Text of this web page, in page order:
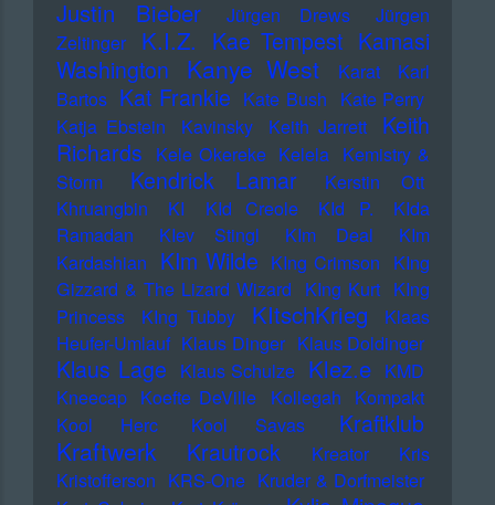
Justin Bieber Jürgen Drews
Jürgen
Zeltinger
K.I.Z. Kae Tempest Kamasi
Washington
Kanye West Karat
Karl
Bartos Kat Frankie Kate Bush Kate Perry
Katja Ebstein
Kavinsky Keith Jarrett
Keith
Richards Kele Okereke Kelela Kemistry &
Storm
Kendrick Lamar
Kerstin Ott
Khruangbin
KI KId Creole KId P.
KIda
Ramadan
KIev Stingl KIm Deal
KIm
Kardashian KIm Wilde KIng Crimson KIng
Gizzard & The Lizard Wizard KIng Kurt KIng
Princess
KIng Tubby KItschKrieg
Klaas
Heufer-Umlauf Klaus Dinger Klaus Doldinger
Klaus Lage Klaus Schulze Klez.e KMD
Kneecap Koefte DeVille Kollegah Kompakt
Kool Herc
Kool Savas Kraftklub
Kraftwerk Krautrock Kreator
Kris
Kristofferson KRS-One Kruder & Dorfmeister